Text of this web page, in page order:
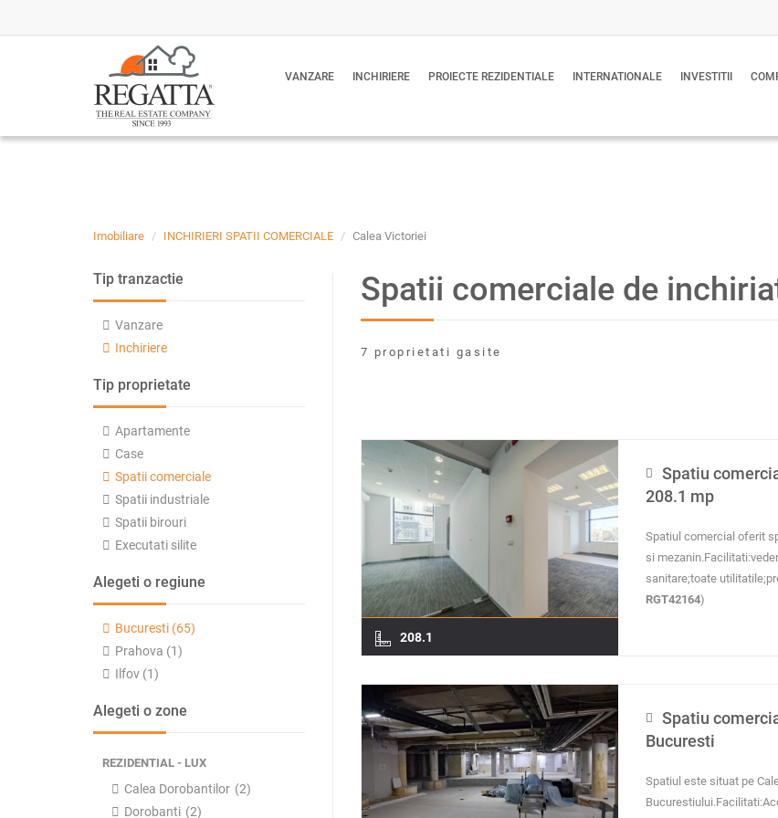
VANZARE INCHIRIERE PROIECTE REZIDENTIALE INTERNATIONALE INVESTITII
Imobiliare INCHIRIERI SPATII COMERCIALE Calea Victoriei
Tip tranzactie
Vanzare
Inchiriere
Tip proprietate
Apartamente
Case
Spatii comerciale
Spatii industriale
Spatii birouri
Executati silite
Alegeti o regiune
Bucuresti (65)
Prahova (1)
Ilfov (1)
Alegeti o zone
REZIDENTIAL - LUX
Calea Dorobantilor (2)
Dorobanti (2)
Spatii comerciale de
7 proprietati gasite
208.1
Spatiu
208.1 mp
Spatiul comercial oferit
si
sanitare;toate
RGT42164)
Spatiu
Bucuresti
Spatiul este situat pe